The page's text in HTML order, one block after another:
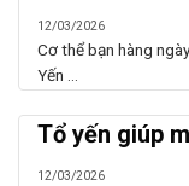
12/03/2026
Cơ thể bạn hàng
Yến ...
Tổ yến giúp
12/03/2026